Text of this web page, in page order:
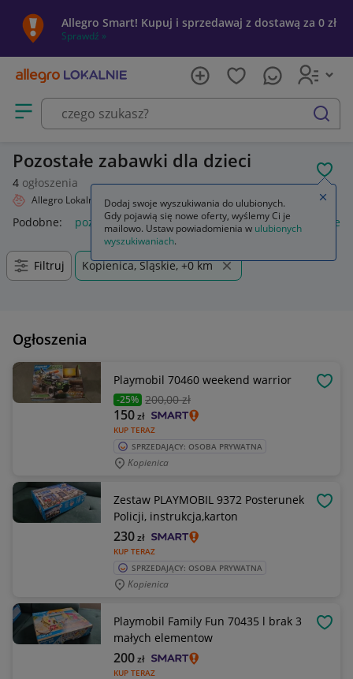
Allegro Smart! Kupuj i sprzedawaj z dostawą za 0 zł
Sprawdź »
Otwórz menu z kategoriami
szukaj
Pozostałe zabawki dla dzieci
4 ogłoszenia
Allegro Lokalnie Dziecko Zabawki Pozostałe
Podobne: pozostałe łóżka pozostałe pozostałe miasta i
Filtruj Kopienica, Śląskie, +0 km
Ogłoszenia
Playmobil 70460 weekend warrior
-25% 200,00 zł
KUP TERAZ
150zł
SPRZEDAJĄCY: OSOBA PRYWATNA
Kopienica
Zestaw PLAYMOBIL 9372 Posterunek
Policji, instrukcja,karton
KUP TERAZ
230zł
SPRZEDAJĄCY: OSOBA PRYWATNA
Kopienica
Playmobil Family Fun 70435 l brak 3
małych elementow
KUP TERAZ
200zł
Dodaj swoje wyszukiwania do ulubionych.
Gdy pojawią się nowe oferty, wyślemy Ci je
mailowo. Ustaw powiadomienia w ulubionych
wyszukiwaniach.